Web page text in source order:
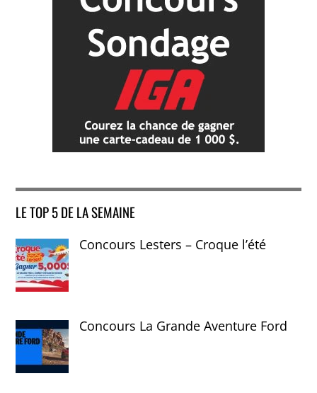
LE TOP 5 DE LA SEMAINE
Concours Lesters – Croque l’été
Concours La Grande Aventure Ford